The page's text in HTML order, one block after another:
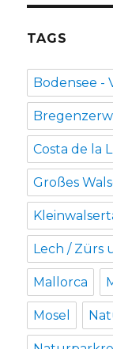
TAGS
Bodensee -
Costa de la
Großes
Lech / Zürs
Mallorca
Mosel